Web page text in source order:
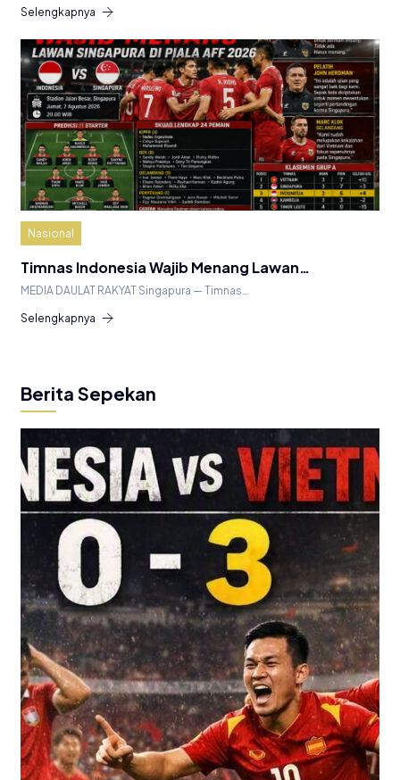
Selengkapnya
Nasional
Timnas Indonesia Wajib Menang Lawan…
MEDIA DAULAT RAKYAT Singapura — Timnas…
Selengkapnya
Berita Sepekan